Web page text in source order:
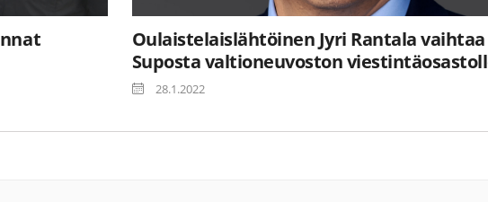
Oulaistelaislähtöinen Jyri Rantala vaihtaa
Suposta valtioneuvoston
28.1.2022